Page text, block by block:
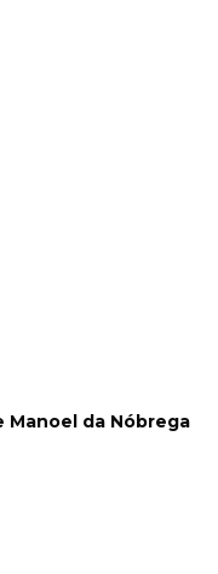
Manoel da Nóbrega